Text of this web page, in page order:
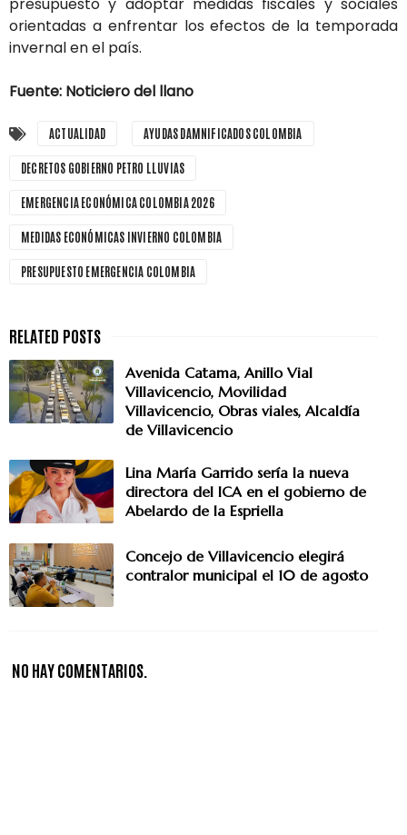
orientadas a enfrentar losefectosde la temporada
invernalenel país.
Fuente: Noticiero del llano
ACTUALIDAD AYUDAS DAMNIFICADOS COLOMBIA
DECRETOS GOBIERNO PETRO LLUVIAS
EMERGENCIA ECONÓMICA COLOMBIA 2026
MEDIDAS ECONÓMICAS INVIERNO COLOMBIA
PRESUPUESTO EMERGENCIA COLOMBIA
Avenida Catama, Anillo Vial
Villavicencio, Movilidad
Villavicencio, Obras viales, Alcaldía
de Villavicencio
Lina María Garrido sería la nueva
directora del ICA en el gobierno de
Abelardo de la Espriella
Concejo de Villavicencio elegirá
contralor municipal el 10 de agosto
NO HAY COMENTARIOS.